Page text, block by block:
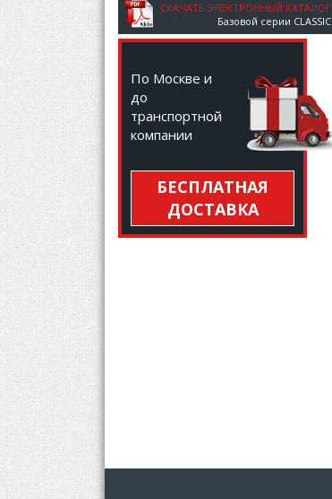
СКАЧАТЬ ЭЛЕКТРОННЫЙ КАТАЛОГ
Базовой серии CLASSIC
По Москве и
до
транспортной
компании
БЕСПЛАТНАЯ
ДОСТАВКА